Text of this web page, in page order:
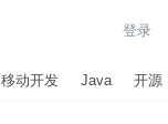
登录
移动开发 Java 开源